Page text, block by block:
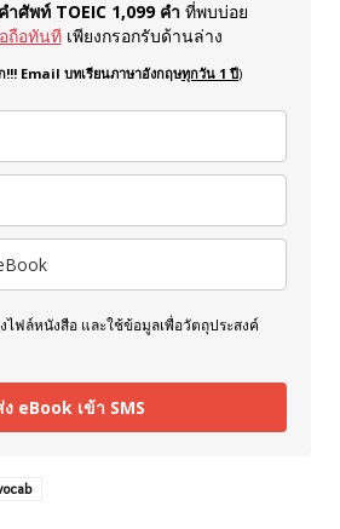
ศัพท์ TOEIC 1,099 คำ ที่พบบ่อย
ถือทันที เพียงกรอกรับด้านล่าง
!!! Email บทเรียนภาษาอังกฤษทุกวัน 1 ปี)
ไฟล์หนังสือ และใช้ข้อมูลเพื่อวัตถุประสงค์
ง eBook เข้า SMS